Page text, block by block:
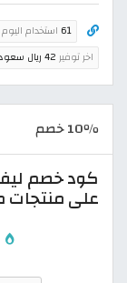
61 استخدام اليوم
اخر توفير 42 ريال سعودي
10٪ خصم
على منتجات